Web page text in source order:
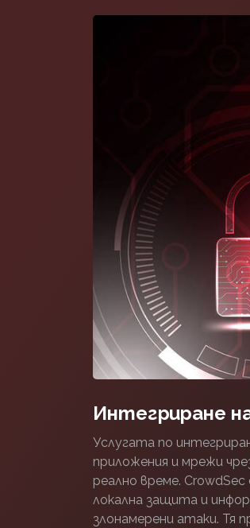
Интегриране
Услугата по
приложения и мрежи
реално време.
локална защита и
злонамерени атаки. Тя